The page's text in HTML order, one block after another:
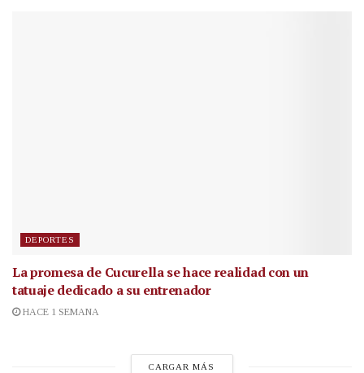
DEPORTES
La promesa de Cucurella se hace realidad con un
tatuaje dedicado a su entrenador
HACE 1 SEMANA
CARGAR MÁS